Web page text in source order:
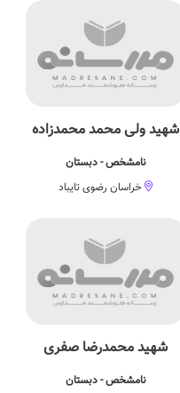
شهید ولی محمد محمدزاده
نامشخص - دبستان
خراسان رضوی تایباد
شهید محمدرضا صفری
نامشخص - دبستان